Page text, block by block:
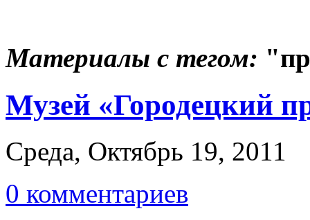
Материалы с тегом:
Музей «Городецкий
Среда, Октябрь 19, 2011
0 комментариев